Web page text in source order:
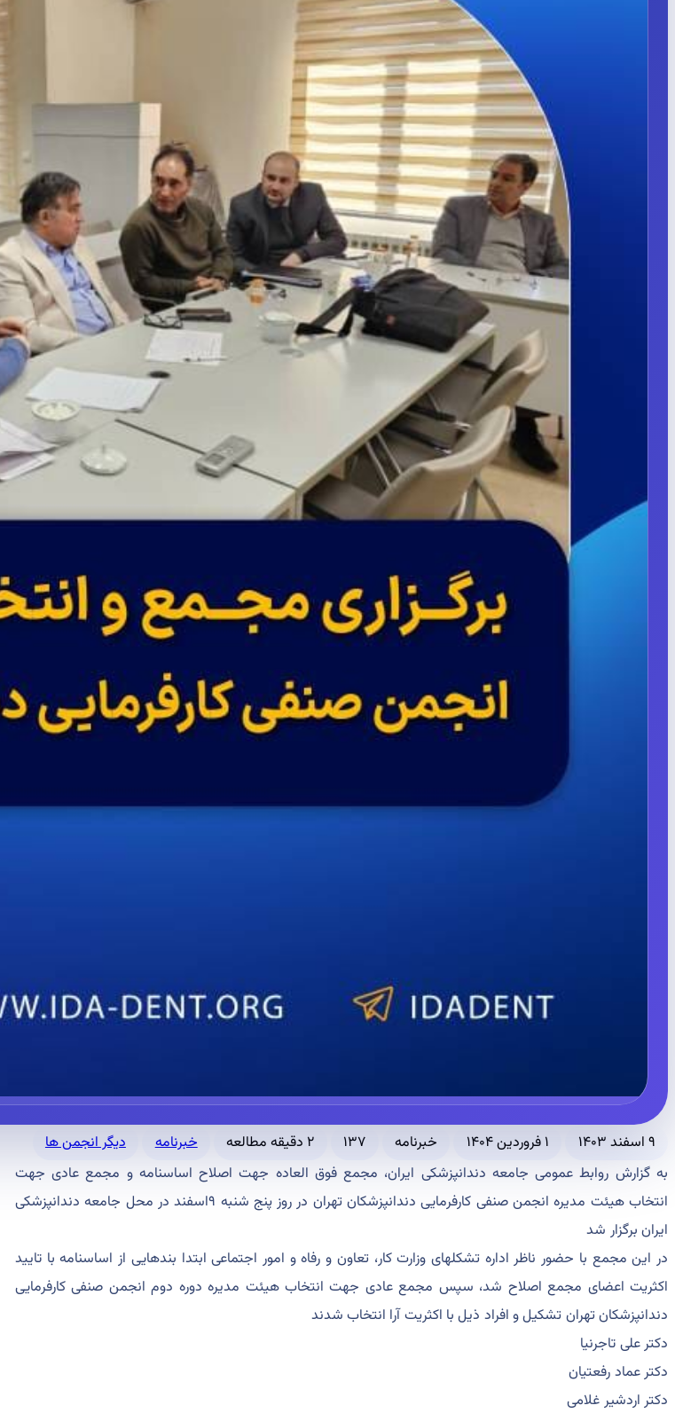
۹ اسفند ۱۴۰۳ ۱ فروردین ۱۴۰۴ خبرنامه ۱۳۷ ۲ دقیقه مطالعه خبرنامه
دیگر انجمن ها
به گزارش روابط عمومی جامعه دندانپزشکی ایران، مجمع فوق العاده جهت اصلاح اساسنامه و مجمع عادی جهت
انتخاب هیئت مدیره انجمن صنفی کارفرمایی دندانپزشکان تهران در روز پنج شنبه ۹اسفند در محل جامعه دندانپزشکی
ایران برگزار شد
در این مجمع با حضور ناظر اداره تشکلهای وزارت کار، تعاون و رفاه و امور اجتماعی ابتدا بندهایی از اساسنامه با تایید
اکثریت اعضای مجمع اصلاح شد، سپس مجمع عادی جهت انتخاب هیئت مدیره دوره دوم انجمن صنفی کارفرمایی
دندانپزشکان تهران تشکیل و افراد ذیل با اکثریت آرا انتخاب شدند
دکتر علی تاجرنیا
دکتر عماد رفعتیان
دکتر اردشیر غلامی